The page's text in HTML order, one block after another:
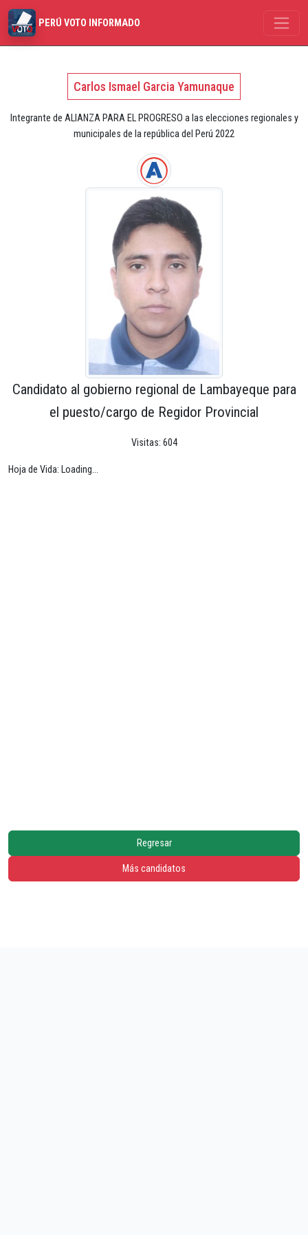
PERÚ VOTO INFORMADO
Carlos Ismael Garcia Yamunaque
Integrante de ALIANZA PARA EL PROGRESO a las elecciones regionales y
municipales de la república del Perú 2022
Candidato al gobierno regional de Lambayeque para
el puesto/cargo de Regidor Provincial
Visitas: 604
Hoja de Vida: Loading...
Regresar
Más candidatos